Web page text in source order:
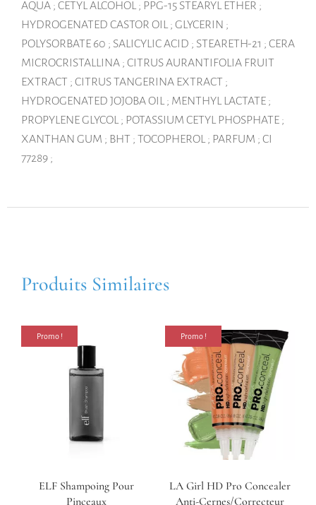
AQUA ; CETYL ALCOHOL ; PPG-15 STEARYL ETHER ;
HYDROGENATED CASTOR OIL ; GLYCERIN ;
POLYSORBATE 60 ; SALICYLIC ACID ; STEARETH-21 ; CERA
MICROCRISTALLINA ; CITRUS AURANTIFOLIA FRUIT
EXTRACT ; CITRUS TANGERINA EXTRACT ;
HYDROGENATED JOJOBA OIL ; MENTHYL LACTATE ;
PROPYLENE GLYCOL ; POTASSIUM CETYL PHOSPHATE ;
XANTHAN GUM ; BHT ; TOCOPHEROL ; PARFUM ; CI
77289 ;
Produits Similaires
Promo !
ELF Shampoing Pour
Pinceaux
Promo !
LA Girl HD Pro Concealer
Anti-Cernes/correcteur